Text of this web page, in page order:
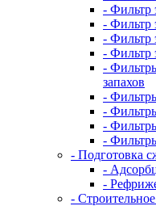
- Фильтр
- Фильтр
- Фильтр
- Фильтр
-
запахов
-
-
-
-
- Подготовка
-
-
-